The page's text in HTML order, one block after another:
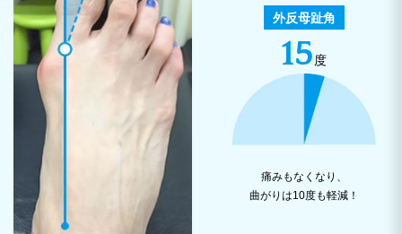
外反母趾角
15 度
痛みもなくなり、
曲がりは10度も軽減！